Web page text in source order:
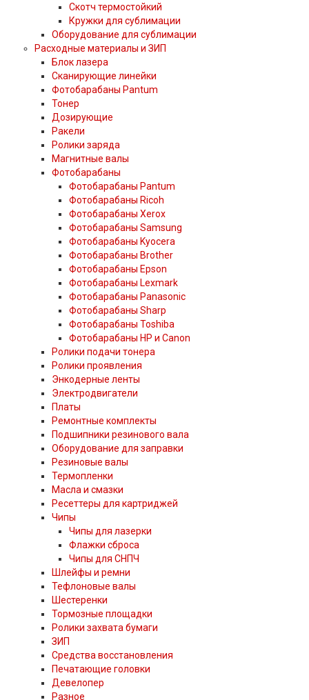
Скотч термостойкий
Кружки для сублимации
Оборудование для сублимации
Расходные материалы и ЗИП
Блок лазера
Сканирующие линейки
Фотобарабаны Pantum
Тонер
Дозирующие
Ракели
Ролики заряда
Магнитные валы
Фотобарабаны
Фотобарабаны Pantum
Фотобарабаны Ricoh
Фотобарабаны Xerox
Фотобарабаны Samsung
Фотобарабаны Kyocera
Фотобарабаны Brother
Фотобарабаны Epson
Фотобарабаны Lexmark
Фотобарабаны Panasonic
Фотобарабаны Sharp
Фотобарабаны Toshiba
Фотобарабаны HP и Canon
Ролики подачи тонера
Ролики проявления
Энкодерные ленты
Электродвигатели
Платы
Ремонтные комплекты
Подшипники резинового вала
Оборудование для заправки
Резиновые валы
Термопленки
Масла и смазки
Ресеттеры для картриджей
Чипы
Чипы для лазерки
Флажки сброса
Чипы для СНПЧ
Шлейфы и ремни
Тефлоновые валы
Шестеренки
Тормозные площадки
Ролики захвата бумаги
ЗИП
Средства восстановления
Печатающие головки
Девелопер
Разное